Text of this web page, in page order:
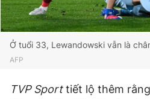
Ở tuổi 33, Lewandowski vẫn là
AFP
TVP Sporttiết lộ thêm